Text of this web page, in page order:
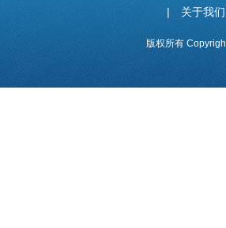
| 关于我们
版权所有